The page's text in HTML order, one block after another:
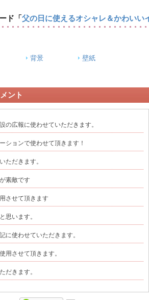
ド 「 父の日に使えるオシャレ＆かわいい
背景
壁紙
ント
の広報に使わせていただきます。
ションで使わせて頂きます！
ただきます。
素敵です
させて頂きます
思います。
に使わせていただきます。
用させて頂きます。
だきます。